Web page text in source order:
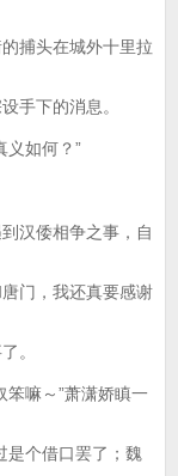
捕头在城外十里拉
手下的消息。
义如何？”
汉倭相争之事，自
门，我还真要感谢
。
嘛～”萧潇娇瞋一
是个借口罢了；魏